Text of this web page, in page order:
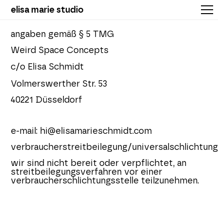
elisa marie studio
angaben gemäß § 5 TMG
Weird Space Concepts
c/o Elisa Schmidt
Volmerswerther Str. 53
40221 Düsseldorf
e-mail: hi@elisamarieschmidt.com
verbraucherstreitbeilegung/
wir sind nicht bereit oder verpflichtet, an
streitbeilegungsverfahren vor einer
verbraucherschlichtungsstelle teilzunehmen.